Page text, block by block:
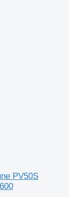
PV50S